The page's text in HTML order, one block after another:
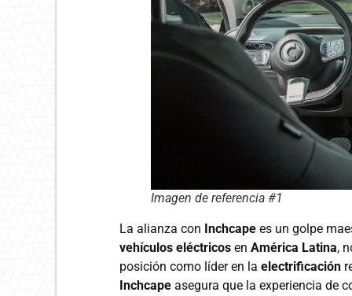
Imagen de referencia #1
La alianza con Inchcape es un golpe
vehículos eléctricos en América Latina,
posición como líder en la electrificación
Inchcape asegura que la experiencia de